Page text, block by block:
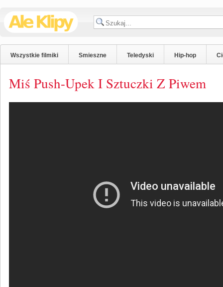
Wszystkie filmiki Smieszne Teledyski Hip-hop
Miś Push-Upek I Sztuczki Z Piwem